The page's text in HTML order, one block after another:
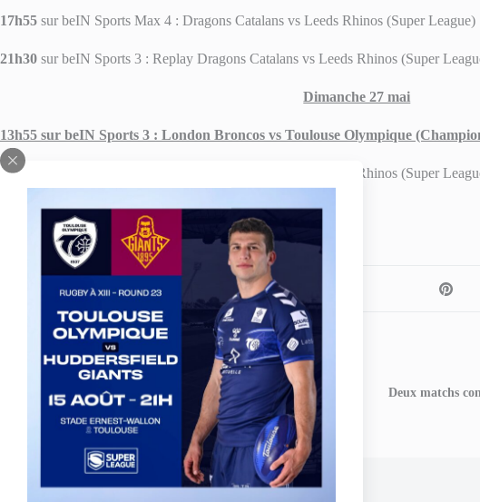
17h55 sur beIN Sports Max 4 : Dragons Catalans vs Leeds Rhinos (Super League)
21h30 sur beIN Sports 3 : Replay Dragons Catalans vs Leeds Rhinos (Super
Dimanche 27 mai
13h55 sur beIN Sports 3 : London Broncos vs Toulouse Olympique
22h15 sur beIN Sports 2 : Replay Dragons Catalans vs Leeds Rhinos (Super
Partagez votre amour
PRÉCÉDENT
London Broncos v TO XIII - Les arbitres
Deux matchs